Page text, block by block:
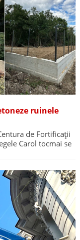
ruinele
de Fortificații
Carol tocmai se